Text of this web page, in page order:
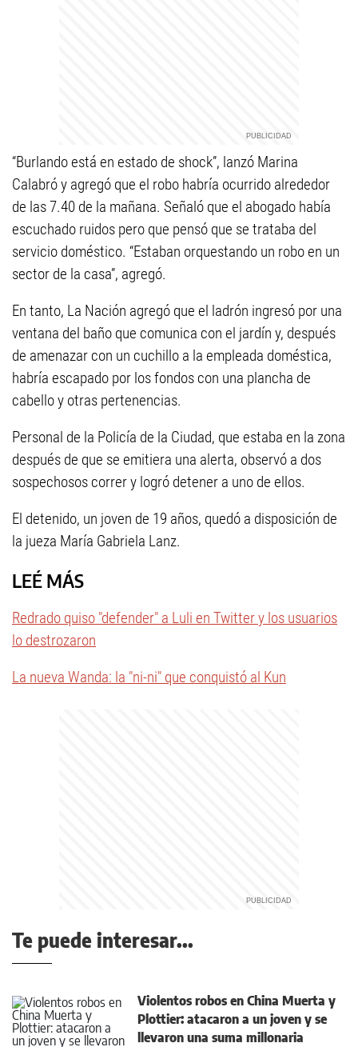
“Burlando está en estado de shock”, lanzó Marina
Calabró y agregó que el robo habría ocurrido alrededor
de las 7.40 de la mañana. Señaló que el abogado había
escuchado ruidos pero que pensó que se trataba del
servicio doméstico. “Estaban orquestando un robo en un
sector de la casa”, agregó.
En tanto, La Nación agregó que el ladrón ingresó por una
ventana del baño que comunica con el jardín y, después
de amenazar con un cuchillo a la empleada doméstica,
habría escapado por los fondos con una plancha de
cabello y otras pertenencias.
Personal de la Policía de la Ciudad, que estaba en la zona
después de que se emitiera una alerta, observó a dos
sospechosos correr y logró detener a uno de ellos.
El detenido, un joven de 19 años, quedó a disposición de
la jueza María Gabriela Lanz.
LEÉ MÁS
Redrado quiso "defender" a Luli en Twitter y los usuarios
lo destrozaron
La nueva Wanda: la "ni-ni" que conquistó al Kun
Te puede interesar...
Violentos robos en China Muerta y
Plottier: atacaron a un joven y se
llevaron una suma millonaria